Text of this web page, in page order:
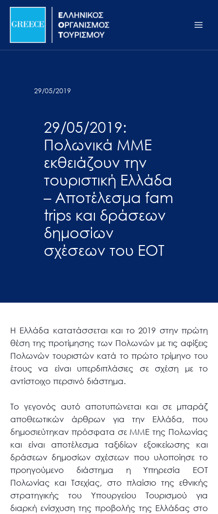
Σημείωση:
ιστότοπος
προσβασιμότητας.
Μετάβαση
περιεχόμενο
29/05/2019
29/05/2019:
Πολωνικά ΜΜΕ
εκθειάζουν την
τουριστική Ελλάδα
– Αποτέλεσμα fam
trips και δράσεων
δημοσίων
σχέσεων του ΕΟΤ
Η Ελλάδα κατατάσσεται και το 2019 στην πρώτη
θέση της προτίμησης των Πολωνών με τις αφίξεις
Πολωνών τουριστών κατά το πρώτο τρίμηνο του
έτους να είναι υπερδιπλάσιες σε σχέση με το
αντίστοιχο περσινό διάστημα.
Το γεγονός αυτό αποτυπώνεται και σε μπαράζ
αποθεωτικών άρθρων για την Ελλάδα, που
δημοσιεύτηκαν πρόσφατα σε ΜΜΕ της Πολωνίας
και είναι αποτέλεσμα ταξιδίων εξοικείωσης και
δράσεων δημοσίων σχέσεων που υλοποίησε το
προηγούμενο διάστημα η Υπηρεσία ΕΟΤ
Πολωνίας και Τσεχίας, στο πλαίσιο της εθνικής
στρατηγικής του Υπουργείου Τουρισμού για
διαρκή ενίσχυση της προβολής της Ελλάδας στο